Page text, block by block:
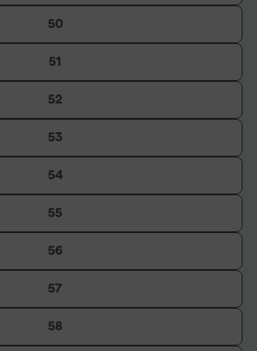
50
51
52
53
54
55
56
57
58